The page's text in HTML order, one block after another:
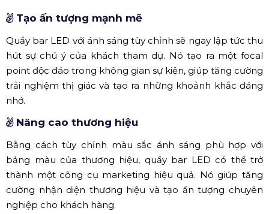
Tạo ấn tượng mạnh mẽ
Quầy bar LED với ánh sáng tùy chỉnh sẽ ngay lập tức thu
hút sự chú ý của khách tham dự. Nó tạo ra một focal
point độc đáo trong không gian sự kiện, giúp tăng cường
trải nghiệm thị giác và tạo ra những khoảnh khắc đáng
nhớ.
Nâng cao thương hiệu
Bằng cách tùy chỉnh màu sắc ánh sáng phù hợp với
bảng màu của thương hiệu, quầy bar LED có thể trở
thành một công cụ marketing hiệu quả. Nó giúp tăng
cường nhận diện thương hiệu và tạo ấn tượng chuyên
nghiệp cho khách hàng.